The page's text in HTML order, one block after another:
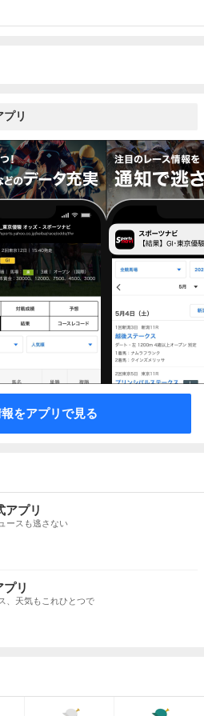
リ
をアプリで見る
アプリ
ースも逃さない
リ
、天気もこれひとつで